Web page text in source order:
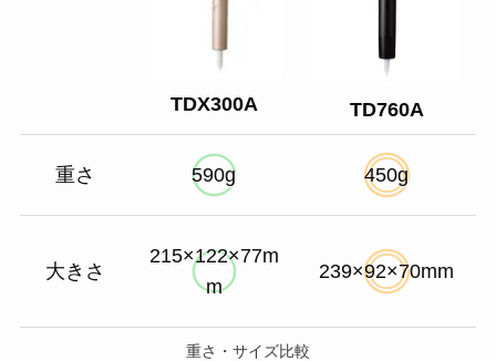
TDX300A TD760A
重さ 590g 450g
大きさ
215×122×77m
m
239×92×70mm
重さ・サイズ比較